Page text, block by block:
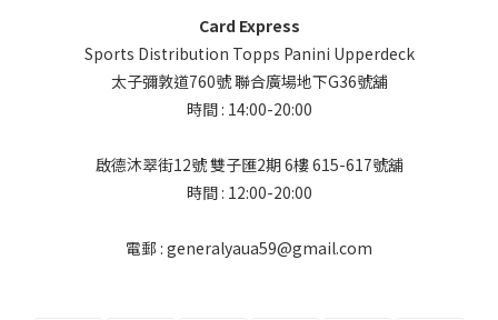
Card Express
Sports Distribution Topps Panini Upperdeck
太子彌敦道760號 聯合廣場地下G36號舖
時間 : 14:00-20:00
啟德沐翠街12號 雙子匯2期 6樓 615-617號舖
時間 : 12:00-20:00
電郵 : generalyaua59@gmail.com